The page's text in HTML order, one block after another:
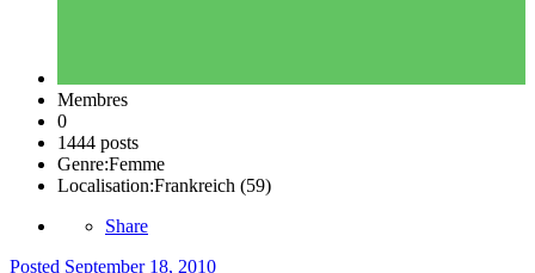
Membres
0
1444 posts
Genre:Femme
Localisation:Frankreich (59)
Share
Posted September 18, 2010